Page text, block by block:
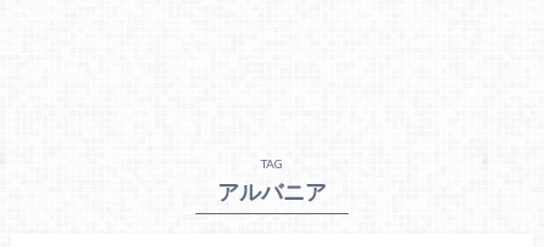
TAG
アルバニア